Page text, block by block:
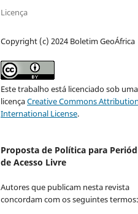
Licença
Copyright (c) 2024 Boletim GeoÁfrica
Este trabalho está licenciado sob uma
licençaCreative Commons
International License.
Proposta de Política para
de Acesso Livre
Autores que publicam nesta revista
concordam com os seguintes